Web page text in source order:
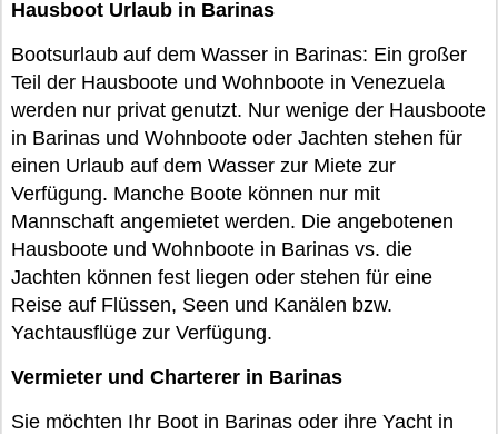
Hausboot Urlaub in Barinas
Bootsurlaub auf dem Wasser in Barinas: Ein großer
Teil der Hausboote und Wohnboote in Venezuela
werden nur privat genutzt. Nur wenige der Hausboote
in Barinas und Wohnboote oder Jachten stehen für
einen Urlaub auf dem Wasser zur Miete zur
Verfügung. Manche Boote können nur mit
Mannschaft angemietet werden. Die angebotenen
Hausboote und Wohnboote in Barinas vs. die
Jachten können fest liegen oder stehen für eine
Reise auf Flüssen, Seen und Kanälen bzw.
Yachtausflüge zur Verfügung.
Vermieter und Charterer in Barinas
Sie möchten Ihr Boot in Barinas oder ihre Yacht in